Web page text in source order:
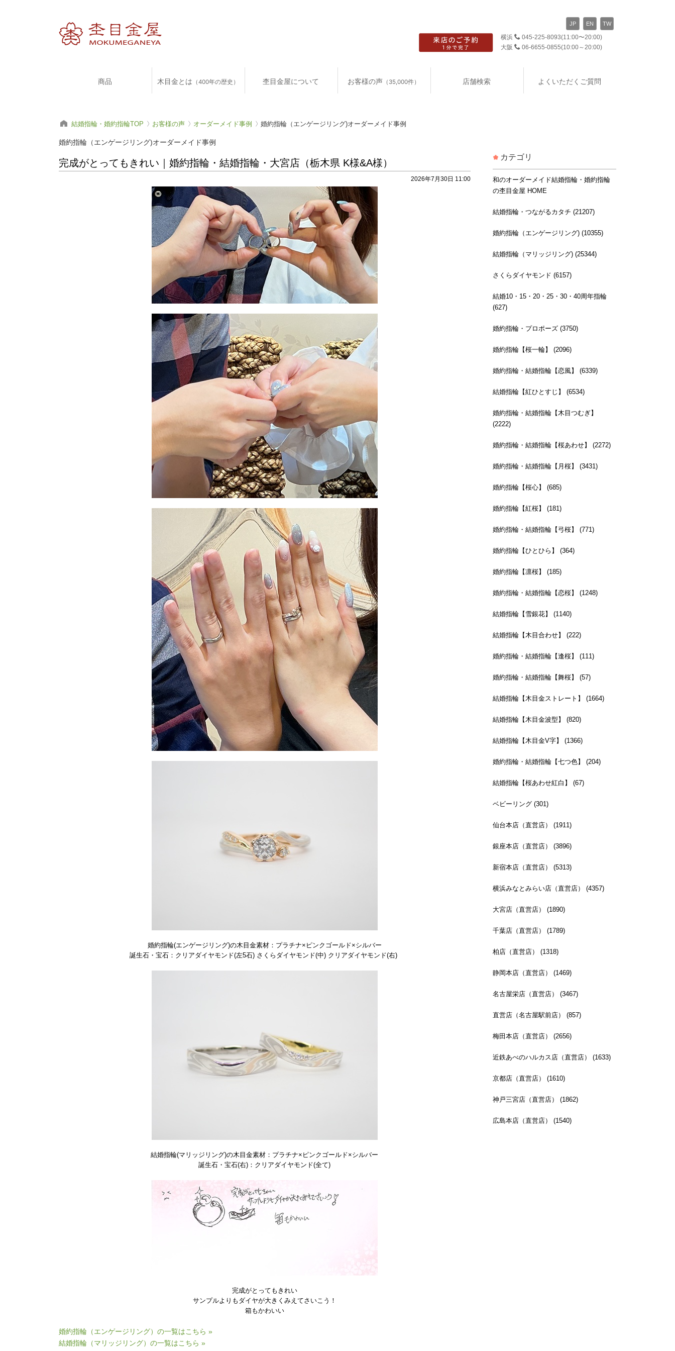
横浜 045-225-8093(11:00〜20:00)
大阪
06-6655-0855(10:00～20:00)
JP EN TW
商品 木目金とは （400年の歴史） 杢目金屋について お客様の声 （35,000件） 店舗検索 よくいただくご質問
結婚指輪・婚約指輪TOP お客様の声 オーダーメイド事例 婚約指輪（エンゲージリング)オーダーメイド事例
婚約指輪（エンゲージリング)オーダーメイド事例
完成がとってもきれい｜婚約指輪・結婚指輪・大宮店（栃木県 K様&A様）
2026年7月30日 11:00
婚約指輪(エンゲージリング)の木目金素材：プラチナ×ピンクゴールド×シルバー
誕生石・宝石：クリアダイヤモンド(左5石) さくらダイヤモンド(中) クリアダイヤモンド(右)
結婚指輪(マリッジリング)の木目金素材：プラチナ×ピンクゴールド×シルバー
誕生石・宝石(右)：クリアダイヤモンド(全て)
完成がとってもきれい
サンプルよりもダイヤが大きくみえてさいこう！
箱もかわいい
婚約指輪（エンゲージリング）の一覧はこちら »
結婚指輪（マリッジリング）の一覧はこちら »
カテゴリ
和のオーダーメイド結婚指輪・婚約指輪
の杢目金屋 HOME
結婚指輪・つながるカタチ (21207)
婚約指輪（エンゲージリング) (10355)
結婚指輪（マリッジリング) (25344)
さくらダイヤモンド (6157)
結婚10・15・20・25・30・40周年指輪
(627)
婚約指輪・プロポーズ (3750)
婚約指輪【桜一輪】 (2096)
婚約指輪・結婚指輪【恋風】 (6339)
結婚指輪【紅ひとすじ】 (6534)
婚約指輪・結婚指輪【木目つむぎ】
(2222)
婚約指輪・結婚指輪【桜あわせ】 (2272)
婚約指輪・結婚指輪【月桜】 (3431)
婚約指輪【桜心】 (685)
婚約指輪【紅桜】 (181)
婚約指輪・結婚指輪【弓桜】 (771)
婚約指輪【ひとひら】 (364)
婚約指輪【凛桜】 (185)
婚約指輪・結婚指輪【恋桜】 (1248)
結婚指輪【雪銀花】 (1140)
結婚指輪【木目合わせ】 (222)
婚約指輪・結婚指輪【逢桜】 (111)
婚約指輪・結婚指輪【舞桜】 (57)
結婚指輪【木目金ストレート】 (1664)
結婚指輪【木目金波型】 (820)
結婚指輪【木目金V字】 (1366)
婚約指輪・結婚指輪【七つ色】 (204)
結婚指輪【桜あわせ紅白】 (67)
ベビーリング (301)
仙台本店（直営店） (1911)
銀座本店（直営店） (3896)
新宿本店（直営店） (5313)
横浜みなとみらい店（直営店） (4357)
大宮店（直営店） (1890)
千葉店（直営店） (1789)
柏店（直営店） (1318)
静岡本店（直営店） (1469)
名古屋栄店（直営店） (3467)
直営店（名古屋駅前店） (857)
梅田本店（直営店） (2656)
近鉄あべのハルカス店（直営店） (1633)
京都店（直営店） (1610)
神戸三宮店（直営店） (1862)
広島本店（直営店） (1540)